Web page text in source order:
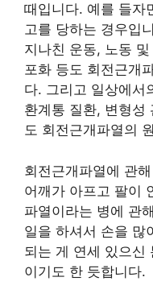
때입니다. 예를 들자
고를 당하는 경우입
지나친 운동, 노동
포화 등도 회전근개
다. 그리고 일상에서
환계통 질환, 변형성
도 회전근개파열의
회전근개파열에 관
어깨가 아프고 팔이
파열이라는 병에 관
일을 하셔서 손을 많
되는 게 연세 있으신
이기도 한 듯합니다.